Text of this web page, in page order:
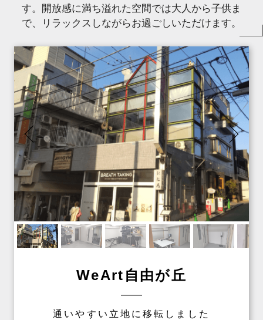
す。開放感に満ち溢れた空間では大人から子供ま
で、リラックスしながらお過ごしいただけます。
WeArt自由が丘
通いやすい立地に移転しました